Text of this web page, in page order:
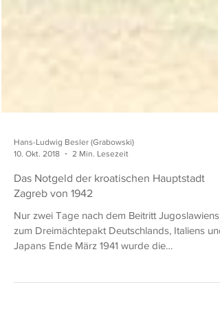
10. Okt. 2018
2 Min. Lesezeit
Zagreb von 1942
Nur zwei Tage nach dem Beitritt Jugoslawiens